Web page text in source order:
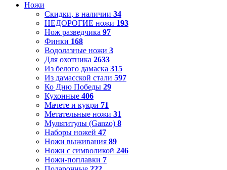
Ножи
Скидки, в наличии 34
НЕДОРОГИЕ ножи 193
Нож разведчика 97
Финки 168
Водолазные ножи 3
Для охотника 2633
Из белого дамаска 315
Из дамасской стали 597
Ко Дню Победы 29
Кухонные 406
Мачете и кукри 71
Метательные ножи 31
Мультитулы (Ganzo) 8
Наборы ножей 47
Ножи выживания 89
Ножи с символикой 246
Ножи-поплавки 7